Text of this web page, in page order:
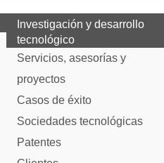
Investigación y desarrollo
tecnológico
Servicios, asesorías y
proyectos
Casos de éxito
Sociedades tecnológicas
Patentes